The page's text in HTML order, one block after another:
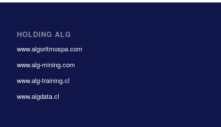
HOLDING ALG
www.algoritmospa.com
www.alg-mining.com
www.alg-training.cl
www.algdata.cl